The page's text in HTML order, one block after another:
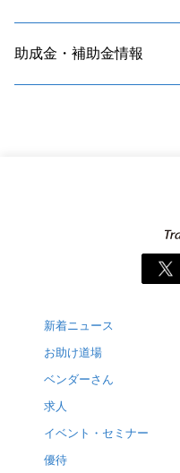
助成金・補助金情報
新着ニュース
お助け道場
ベンダーさん
求人
イベント・セミナー
優待